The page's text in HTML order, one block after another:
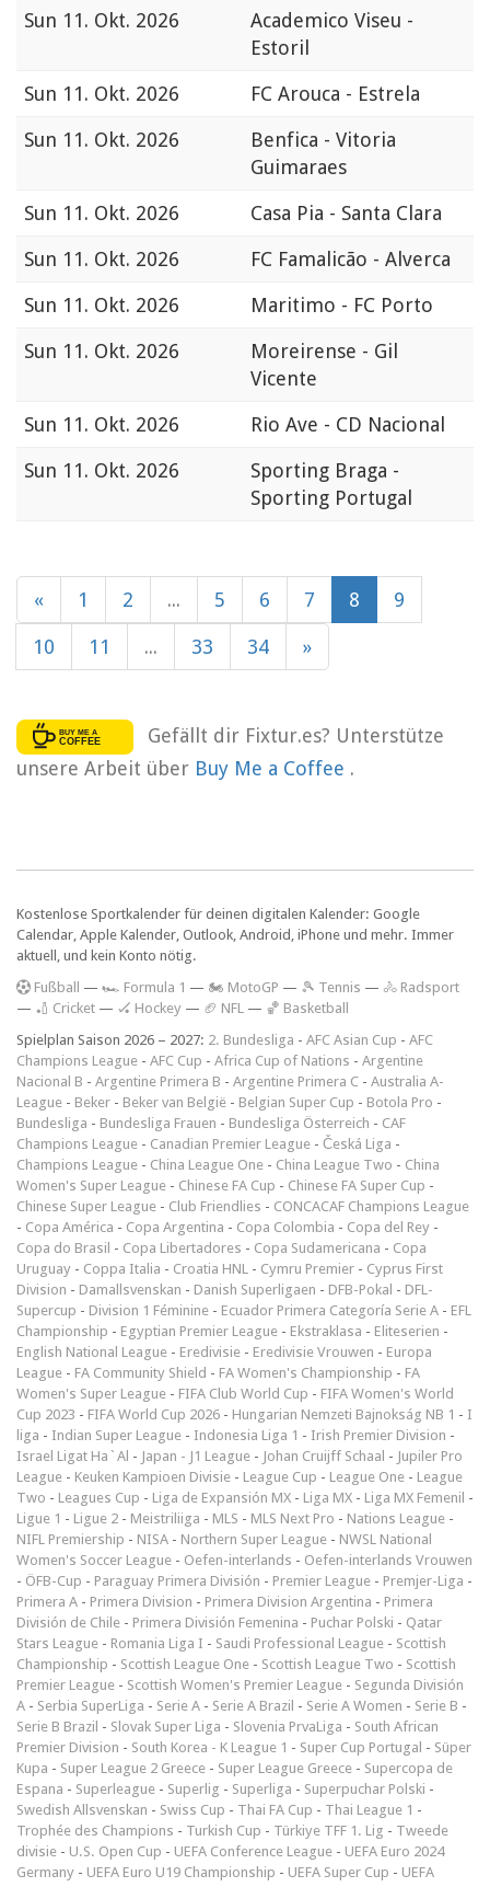
Sun 11. Okt. 2026
Academico Viseu -
Estoril
Sun 11. Okt. 2026
FC Arouca - Estrela
Sun 11. Okt. 2026
Benfica - Vitoria
Guimaraes
Sun 11. Okt. 2026
Casa Pia - Santa Clara
Sun 11. Okt. 2026
FC Famalicão - Alverca
Sun 11. Okt. 2026
Maritimo - FC Porto
Sun 11. Okt. 2026
Moreirense - Gil
Vicente
Sun 11. Okt. 2026
Rio Ave - CD Nacional
Sun 11. Okt. 2026
Sporting Braga -
Sporting Portugal
« 1 2 ... 5 6 7 8 9
10 11 ... 33 34 »
Gefällt dir Fixtur.es? Unterstütze
unsere Arbeit über Buy Me a Coffee .
Kostenlose Sportkalender für deinen digitalen Kalender: Google
Calendar, Apple Kalender, Outlook, Android, iPhone und mehr. Immer
aktuell, und kein Konto nötig.
Fußball — 🏎️ Formula 1 — 🏍 MotoGP — 🎾 Tennis — 🚴 Radsport
— 🏏 Cricket — 🏑 Hockey — 🏈 NFL — 🏀 Basketball
Spielplan Saison 2026 – 2027: 2. Bundesliga - AFC Asian Cup - AFC
Champions League - AFC Cup - Africa Cup of Nations - Argentine
Nacional B - Argentine Primera B - Argentine Primera C - Australia A-
League - Beker - Beker van België - Belgian Super Cup - Botola Pro -
Bundesliga - Bundesliga Frauen - Bundesliga Österreich - CAF
Champions League - Canadian Premier League - Česká Liga -
Champions League - China League One - China League Two - China
Women's Super League - Chinese FA Cup - Chinese FA Super Cup -
Chinese Super League - Club Friendlies - CONCACAF Champions League
- Copa América - Copa Argentina - Copa Colombia - Copa del Rey -
Copa do Brasil - Copa Libertadores - Copa Sudamericana - Copa
Uruguay - Coppa Italia - Croatia HNL - Cymru Premier - Cyprus First
Division - Damallsvenskan - Danish Superligaen - DFB-Pokal - DFL-
Supercup - Division 1 Féminine - Ecuador Primera Categoría Serie A - EFL
Championship - Egyptian Premier League - Ekstraklasa - Eliteserien -
English National League - Eredivisie - Eredivisie Vrouwen - Europa
League - FA Community Shield - FA Women's Championship - FA
Women's Super League - FIFA Club World Cup - FIFA Women's World
Cup 2023 - FIFA World Cup 2026 - Hungarian Nemzeti Bajnokság NB 1 - I
liga - Indian Super League - Indonesia Liga 1 - Irish Premier Division -
Israel Ligat Ha`Al - Japan - J1 League - Johan Cruijff Schaal - Jupiler Pro
League - Keuken Kampioen Divisie - League Cup - League One - League
Two - Leagues Cup - Liga de Expansión MX - Liga MX - Liga MX Femenil -
Ligue 1 - Ligue 2 - Meistriliiga - MLS - MLS Next Pro - Nations League -
NIFL Premiership - NISA - Northern Super League - NWSL National
Women's Soccer League - Oefen-interlands - Oefen-interlands Vrouwen
- ÖFB-Cup - Paraguay Primera División - Premier League - Premjer-Liga -
Primera A - Primera Division - Primera Division Argentina - Primera
División de Chile - Primera División Femenina - Puchar Polski - Qatar
Stars League - Romania Liga I - Saudi Professional League - Scottish
Championship - Scottish League One - Scottish League Two - Scottish
Premier League - Scottish Women's Premier League - Segunda División
A - Serbia SuperLiga - Serie A - Serie A Brazil - Serie A Women - Serie B -
Serie B Brazil - Slovak Super Liga - Slovenia PrvaLiga - South African
Premier Division - South Korea - K League 1 - Super Cup Portugal - Süper
Kupa - Super League 2 Greece - Super League Greece - Supercopa de
Espana - Superleague - Superlig - Superliga - Superpuchar Polski -
Swedish Allsvenskan - Swiss Cup - Thai FA Cup - Thai League 1 -
Trophée des Champions - Turkish Cup - Türkiye TFF 1. Lig - Tweede
divisie - U.S. Open Cup - UEFA Conference League - UEFA Euro 2024
Germany - UEFA Euro U19 Championship - UEFA Super Cup - UEFA